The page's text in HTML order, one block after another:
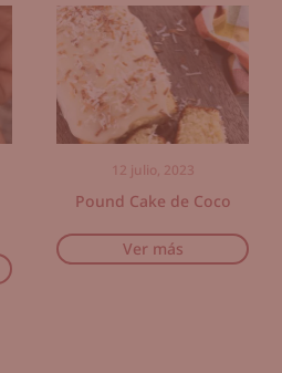
12 julio, 2023
Pound Cake de Coco
Ver más